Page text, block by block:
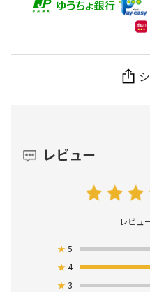
レビュー
レビュ
★5
★4
★3